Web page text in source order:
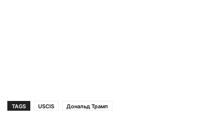
TAGS USCIS Дональд Трамп